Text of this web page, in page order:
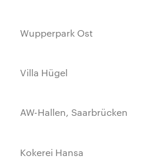
Wupperpark Ost
Villa Hügel
AW-Hallen, Saarbrücken
Kokerei Hansa